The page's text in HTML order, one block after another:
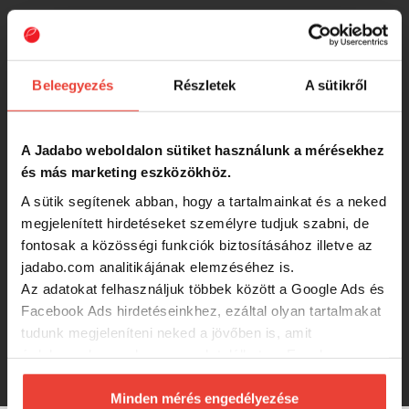
Beleegyezés Részletek A sütikről
A Jadabo weboldalon sütiket használunk a mérésekhez
és más marketing eszközökhöz.
A sütik segítenek abban, hogy a tartalmainkat és a neked
megjelenített hirdetéseket személyre tudjuk szabni, de
fontosak a közösségi funkciók biztosításához illetve az
jadabo.com analitikájának elemzéséhez is.
Az adatokat felhasználjuk többek között a Google Ads és
Facebook Ads hirdetéseinkhez, ezáltal olyan tartalmakat
tudunk megjeleníteni neked a jövőben is, amit
biztosításához arra kérünk, hogy engedd meg
számunkra minden mérés használatát.
Minden mérés engedélyezése
Iron Claw Just Shad plasztik csali CP
Chartreuse Pepper 10cm gumihal
400 Ft
Wizard Csuka 12cm gumihal
790 Ft
IRON Claw Just Shad MGP Multi
Glitter Pink UV 12cm gumihal
550 Ft